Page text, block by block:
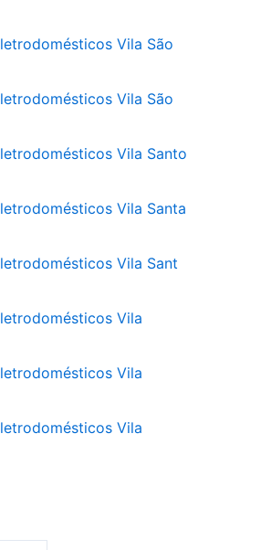
Vila São
Vila São
Vila Santo
Vila Santa
Vila Sant
Vila
Vila
Vila